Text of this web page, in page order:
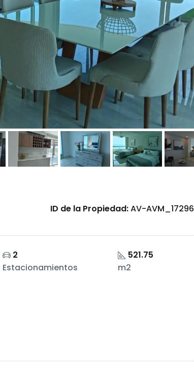
ID de la Propiedad:AV-AVM_17296
2
Estacionamientos
521.75
m2